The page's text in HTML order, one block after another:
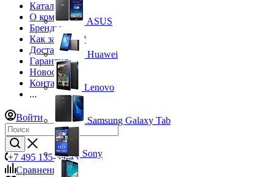
Каталог
О компании
Бренды
Как заказать?
Доставка
Гарантия
Новости
Контакты
...
Войти
+7 495 135-39-43
Сравнение
0
ASUS
Huawei
Lenovo
Samsung Galaxy Tab
Sony